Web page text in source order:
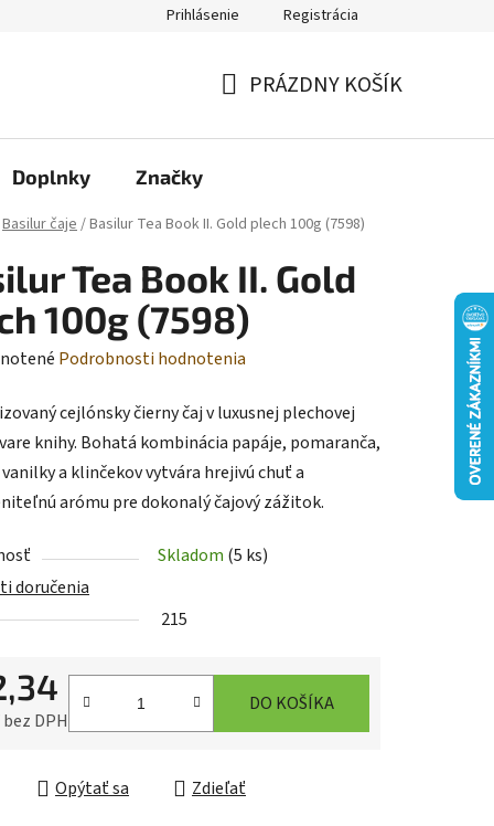
Prihlásenie Registrácia
PRÁZDNY KOŠÍK
Doplnky Značky
Basilur čaje/Basilur Tea Book II. Gold plech 100g (7598)
Tea Book II. Gold
100g (7598)
Podrobnosti hodnotenia
cejlónsky čierny čaj v luxusnej plechovej
knihy. Bohatá kombinácia papáje, pomaranča,
a klinčekov vytvára hrejivú chuť a
arómu pre dokonalý čajový zážitok.
Skladom (5 ks)
doručenia
215
DPH
DO KOŠÍKA
Opýtať sa Zdieľať